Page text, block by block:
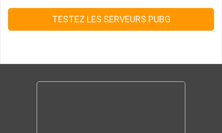
TESTEZ LES SERVEURS PUBG